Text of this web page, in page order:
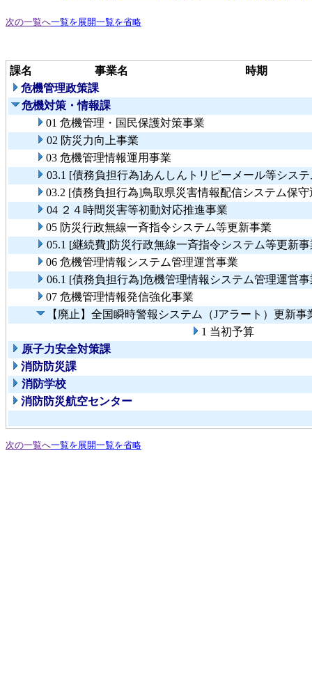
次の一覧へ一覧を展開一覧を省略
課名 事業名
時期
危機管理政策課
危機対策・情報課
01 危機管理・国民保護対策事業
02 防災力向上事業
03 危機管理情報運用事業
03.1 [債務負担行為]あんしんトリピーメール等シス
03.2 [債務負担行為]鳥取県災害情報配信システム保
04 ２４時間災害等初動対応推進事業
05 防災行政無線一斉指令システム等更新事業
05.1 [継続費]防災行政無線一斉指令システム等更新事
06 危機管理情報システム管理運営事業
06.1 [債務負担行為]危機管理情報システム管理運営
07 危機管理情報発信強化事業
【廃止】全国瞬時警報システム（Jアラート）更新事
1 当初予算
原子力安全対策課
消防防災課
消防学校
消防防災航空センター
次の一覧へ一覧を展開一覧を省略